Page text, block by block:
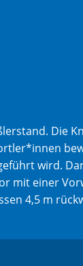
Die
wird.
mit einer
4,5 m